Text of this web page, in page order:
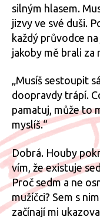
silným hlasem.
jizvy ve své duši.
každý průvodce
jakoby mě brali za
„Musíš sestoupit
doopravdy trápí.
pamatuj, může to
myslíš.“
Dobrá. Houby
vím, že existuje
Proč sedm a ne
mužíčci? Sem s
začínají mi